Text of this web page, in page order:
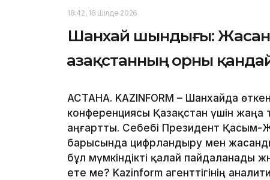
18:42, 18 Шілде 2026
Шанхай шындығы:
Қазақстанның орны
АСТАНА. KAZINFORM – Шанхайда
конференциясы Қазақстан үшін жаңа
аңғартты. Себебі Президент
барысында цифрландыру мен жасанды
бұл мүмкіндікті қалай пайдаланады
ете ме? Kazinform агенттігінің